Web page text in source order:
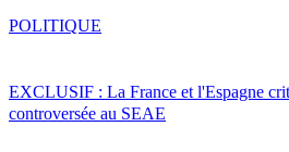
EXCLUSIF : La France et l'Espagne
controversée au SEAE
POLITIQUE